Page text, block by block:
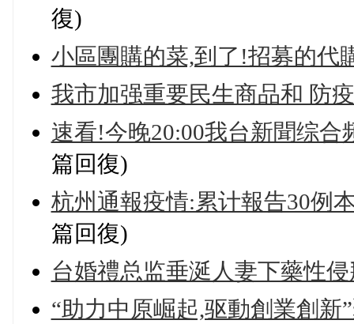
復)
小區團購的菜,到了!招募的代
我市加强重要民生商品和 防
速看!今晚20:00我台新聞综合
篇回復)
杭州通報疫情:累计報告30例
篇回復)
台婚禮总监垂涎人妻下藥性
“助力中原崛起,驱動創業創新